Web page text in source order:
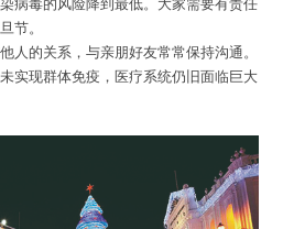
病毒的风险降到最低。大家需要有责任
节。
人的关系，与亲朋好友常常保持沟通。
实现群体免疫，医疗系统仍旧面临巨大